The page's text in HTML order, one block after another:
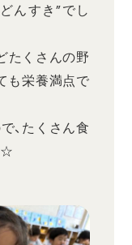
んすき”でし
たくさんの野
も栄養満点で
、たくさん食
☆